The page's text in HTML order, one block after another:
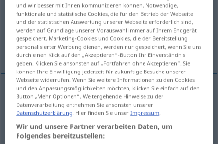
Übersicht aller Übersetzungen
(Für mehr Details die Übersetzung anklicken/antippen)
Kinn, Haken
Kinnn hake
Haken m hake
und wir besser mit Ihnen kommunizieren können. Notwendige,
funktionale und statistische Cookies, die für den Betrieb der Webseite
und der statistischen Auswertung unserer Webseite erforderlich sind,
werden auf Grundlage unserer Vorauswahl immer auf Ihrem Endgerät
gespeichert. Marketing-Cookies und Cookies, die der Bereitstellung
personalisierter Werbung dienen, werden nur gespeichert, wenn Sie uns
durch einen Klick auf den „Akzeptieren“-Button Ihr Einverständnis
geben. Klicken Sie ansonsten auf „Fortfahren ohne Akzeptieren“. Sie
können Ihre Einwilligung jederzeit für zukünftige Besuche unserer
Webseite widerrufen. Wenn Sie weitere Informationen zu den Cookies
und den Anpassungsmöglichkeiten möchten, klicken Sie einfach auf den
Button „Mehr Optionen“. Weitergehende Hinweise zu der
Datenverarbeitung entnehmen Sie ansonsten unserer
Datenschutzerklärung. Hier finden Sie unserImpressum.
Wir und unsere Partner verarbeiten Daten, um
Folgendes bereitzustellen: